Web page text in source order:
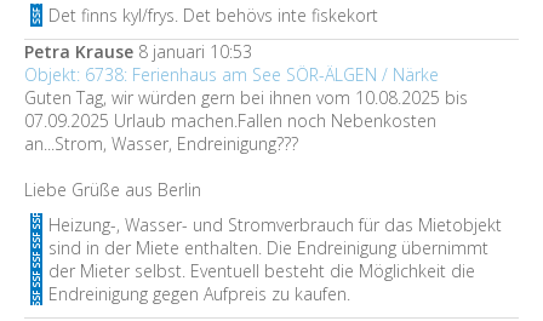
Det finns kyl/frys. Det behövs inte fiskekort
Petra Krause 8 januari 10:53
Objekt: 6738: Ferienhaus am See SÖR-ÄLGEN / Närke
Guten Tag, wir würden gern bei ihnen vom 10.08.2025 bis
07.09.2025 Urlaub machen.Fallen noch Nebenkosten
an...Strom, Wasser, Endreinigung???
Liebe Grüße aus Berlin
Heizung-, Wasser- und Stromverbrauch für das Mietobjekt
sind in der Miete enthalten. Die Endreinigung übernimmt
der Mieter selbst. Eventuell besteht die Möglichkeit die
Endreinigung gegen Aufpreis zu kaufen.